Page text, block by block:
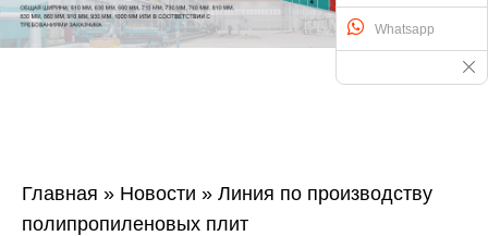
Главная » Новости » Линия по производству
полипропиленовых плит
Whatsapp